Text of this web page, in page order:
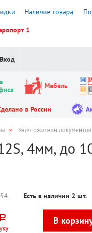
Наличие товара
1
Вход
Мебель
в России
Уничтожители документов
4мм, до
Есть в наличии 2 шт.